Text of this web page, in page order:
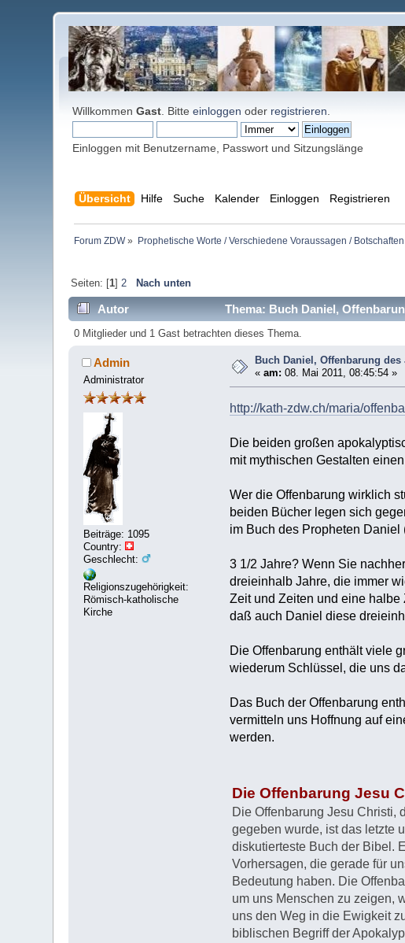
WillkommenGast . Bitteeinloggen oder registrieren
Einloggen mit Benutzername, Passwort und Sitzungslänge
Übersicht Hilfe Suche Kalender Einloggen Registrieren
Forum ZDW» Prophetische Worte / Verschiedene Voraussagen / Botschaften
Seiten: [1] 2 Nach unten
Autor Thema: Buch Daniel,
0 Mitglieder und 1 Gast betrachten dieses Thema.
Admin
Administrator
Beiträge: 1095
Country:
Geschlecht:
Religionszugehörigkeit:
Römisch-katholische
Kirche
Buch Daniel, Offenbarung des
«am: 08. Mai 2011, 08:45:54 »
http://kath-zdw.ch/maria/
Die beiden großen
mit mythischen Gestalten
Wer die Offenbarung wirklich
beiden Bücher legen sich
im Buch des Propheten Daniel
3 1/2 Jahre? Wenn Sie
dreieinhalb Jahre, die immer
Zeit und Zeiten und eine halbe
daß auch Daniel diese
Die Offenbarung enthält viele
wiederum Schlüssel, die uns
Das Buch der Offenbarung
vermitteln uns Hoffnung auf
werden.
Die Offenbarung Jesu
Die Offenbarung Jesu Christi,
gegeben wurde, ist das letzte
diskutierteste Buch der Bibel.
Vorhersagen, die gerade für
Bedeutung haben. Die
um uns Menschen zu zeigen,
uns den Weg in die Ewigkeit
biblischen Begriff der